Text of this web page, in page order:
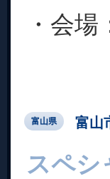
・会場
富山県 富山
スペシ